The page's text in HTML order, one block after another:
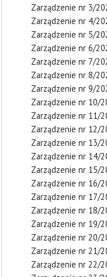
Zarządzenie nr 3/
Zarządzenie nr 4/
Zarządzenie nr 5/
Zarządzenie nr 6/
Zarządzenie nr 7/
Zarządzenie nr 8/
Zarządzenie nr 9/
Zarządzenie nr 10/
Zarządzenie nr 11/
Zarządzenie nr 12/
Zarządzenie nr 13/
Zarządzenie nr 14/
Zarządzenie nr 15/
Zarządzenie nr 16/
Zarządzenie nr 17/
Zarządzenie nr 18/
Zarządzenie nr 19/
Zarządzenie nr 20/
Zarządzenie nr 21/
Zarządzenie nr 22/